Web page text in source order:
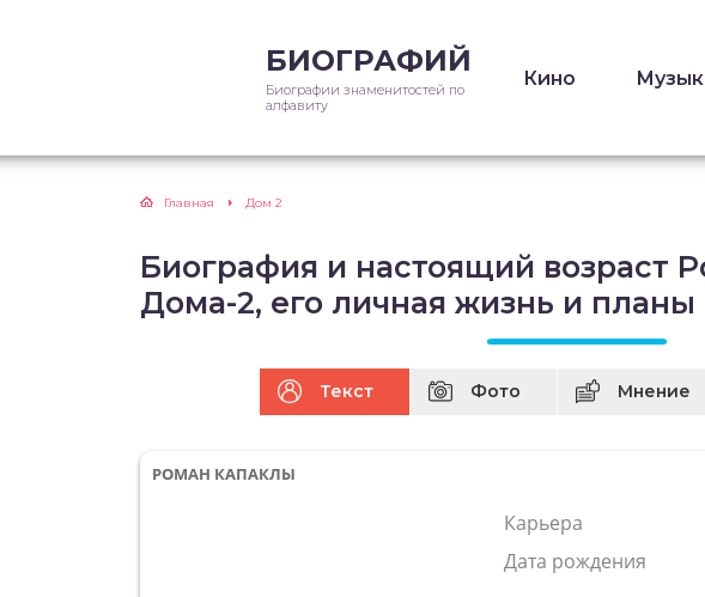
БИОГРАФИЙ
Биографии знаменитостей по
алфавиту
Кино
Главная Дом 2
Биография и настоящий возраст
Дома-2, его личная жизнь и планы
Текст Фото Мнение
РОМАН КАПАКЛЫ
Карьера
Дата рождения